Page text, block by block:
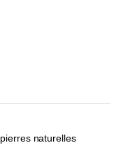
naturelles